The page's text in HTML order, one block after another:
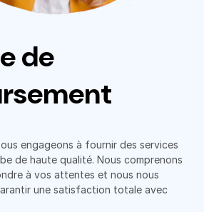
de
engageons à fournir des services
de haute qualité. Nous comprenons
à vos attentes et nous nous
une satisfaction totale avec